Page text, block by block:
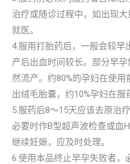
治疗或随诊过程中，如出现
就医。
4.服用打胎药后，一般会较
产后出血时间较长。部分早
然流产。约80%的孕妇在使
出绒毛胎囊，约10%孕妇在服
5.服药后8～15天应该去原治
必要时作B型超声波检查或血
继续妊娠，应及时处理。
6.使用本品终止早孕失败者，